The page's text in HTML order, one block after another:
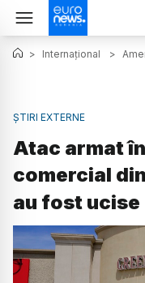
> Internațional >
ȘTIRI EXTERNE
Atac armat
comercial
au fost ucise